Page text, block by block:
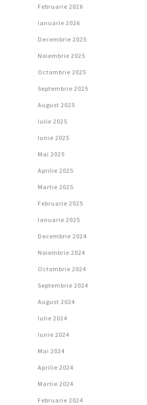
Februarie 2026
Ianuarie 2026
Decembrie 2025
Noiembrie 2025
Octombrie 2025
Septembrie 2025
August 2025
Iulie 2025
Iunie 2025
Mai 2025
Aprilie 2025
Martie 2025
Februarie 2025
Ianuarie 2025
Decembrie 2024
Noiembrie 2024
Octombrie 2024
Septembrie 2024
August 2024
Iulie 2024
Iunie 2024
Mai 2024
Aprilie 2024
Martie 2024
Februarie 2024